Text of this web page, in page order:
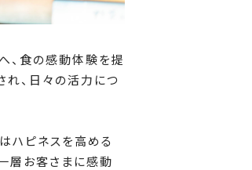
、食の感動体験を提
れ、日々の活力につ
ハピネスを高める
層お客さまに感動